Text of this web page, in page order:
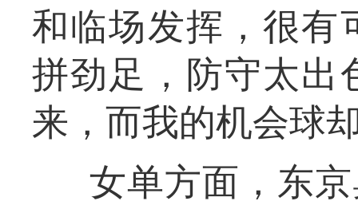
和临场发挥，很有
拼劲足，防守太出
来，而我的机会球
女单方面，东